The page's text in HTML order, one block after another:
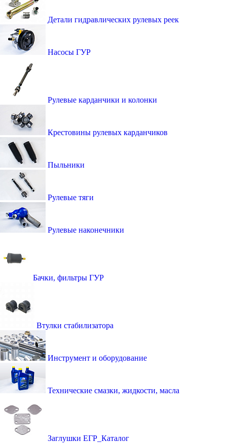
Детали гидравлических рулевых реек
Насосы ГУР
Рулевые карданчики и колонки
Крестовины рулевых карданчиков
Пыльники
Рулевые тяги
Рулевые наконечники
Бачки, фильтры ГУР
Втулки стабилизатора
Инструмент и оборудование
Технические смазки, жидкости, масла
Заглушки ЕГР_Каталог